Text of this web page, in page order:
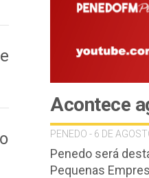
Acontece
PENEDO - 6 DE
Penedo será
Pequenas